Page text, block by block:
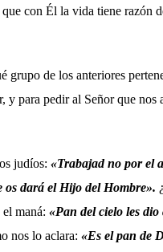
con Él la vida tiene razón
grupo de los anteriores
y para pedir al Señor que nos
judíos: «Trabajad no por el
os dará el Hijo del Hombre».
maná: «Pan del cielo les dio
nos lo aclara: «Es el pan de